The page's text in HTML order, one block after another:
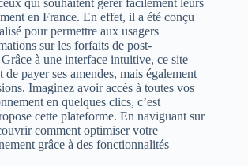
en France. En effet, il a été conçu
pour permettre aux usagers
sur les forfaits de post-
à une interface intuitive, ce site
de payer ses amendes, mais également
Imaginez avoir accès à toutes vos
en quelques clics, c’est
cette plateforme. En naviguant sur
comment optimiser votre
grâce à des fonctionnalités